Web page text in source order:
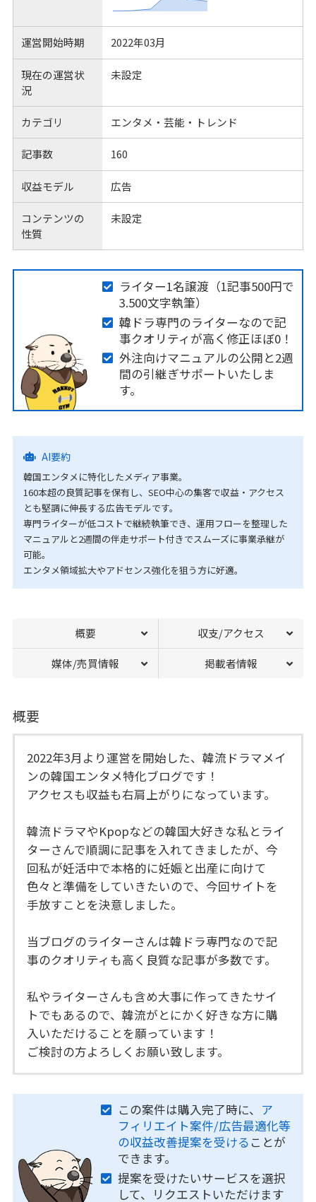
運営開始時期 2022年03月
現在の運営状
況
未設定
カテゴリ エンタメ・芸能・トレンド
記事数 160
収益モデル 広告
コンテンツの
性質
未設定
ライター1名譲渡（1記事500円で
3.500文字執筆）
韓ドラ専門のライターなので記
事クオリティが高く修正ほぼ0！
外注向けマニュアルの公開と2週
間の引継ぎサポートいたしま
す。
AI要約
韓国エンタメに特化したメディア事業。
160本超の良質記事を保有し、SEO中心の集客で収益・アクセス
とも堅調に伸長する広告モデルです。
専門ライターが低コストで継続執筆でき、運用フローを整理した
マニュアルと2週間の伴走サポート付きでスムーズに事業承継が
可能。
エンタメ領域拡大やアドセンス強化を狙う方に好適。
概要 収支/アクセス
媒体/売買情報 掲載者情報
概要
2022年3月より運営を開始した、韓流ドラマメイ
ンの韓国エンタメ特化ブログです！
アクセスも収益も右肩上がりになっています。
韓流ドラマやKpopなどの韓国大好きな私とライ
ターさんで順調に記事を入れてきましたが、今
回私が妊活中で本格的に妊娠と出産に向けて
色々と準備をしていきたいので、今回サイトを
手放すことを決意しました。
当ブログのライターさんは韓ドラ専門なので記
事のクオリティも高く良質な記事が多数です。
私やライターさんも含め大事に作ってきたサイ
トでもあるので、韓流がとにかく好きな方に購
入いただけることを願っています！
ご検討の方よろしくお願い致します。
この案件は購入完了時に、 ア
フィリエイト案件/広告最適化等
の収益改善提案を受ける ことが
できます。
提案を受けたいサービスを選択
して、リクエストいただけます